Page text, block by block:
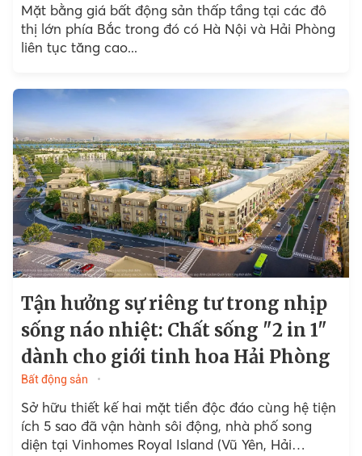
Mặt bằng giá bất động sản thấp tầng tại các đô
thị lớn phía Bắc trong đó có Hà Nội và Hải Phòng
liên tục tăng cao...
Tận hưởng sự riêng tư trong nhịp
sống náo nhiệt: Chất sống "2 in 1"
dành cho giới tinh hoa Hải Phòng
Bất động sản
Sở hữu thiết kế hai mặt tiền độc đáo cùng hệ tiện
ích 5 sao đã vận hành sôi động, nhà phố song
diện tại Vinhomes Royal Island (Vũ Yên, Hải